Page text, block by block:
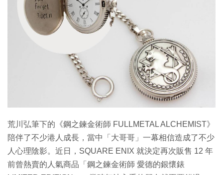
生成式AI與雲端應用
Enterprise Digital Transformation
荒川弘筆下的《鋼之鍊金術師 FULLMETAL ALCHEMIST》
陪伴了不少港人成長，當中「大哥哥」一幕相信造成了不少
人心理陰影。近日，SQUARE ENIX 就決定再次販售 12 年
前曾熱賣的人氣商品「鋼之鍊金術師 愛德的銀懷錶